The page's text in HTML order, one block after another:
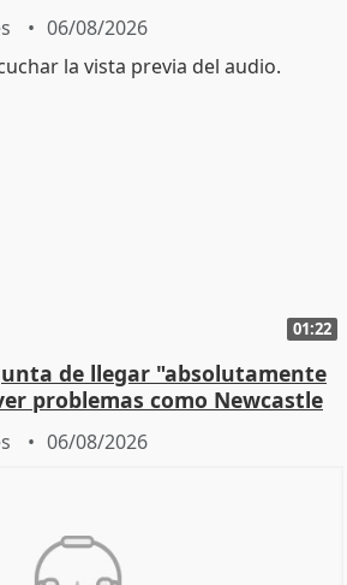
06/08/2026
01:22
de llegar "absolutamente
problemas como Newcastle
06/08/2026